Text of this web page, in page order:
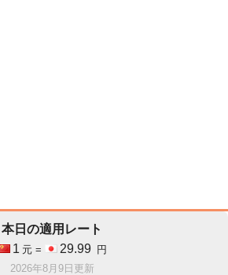
本日の適用レート
1 元 = 29.99
円
2026年8月9日更新